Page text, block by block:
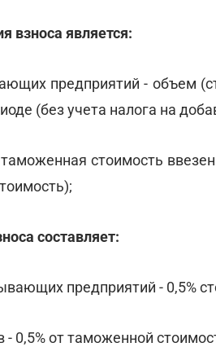
взноса является:
предприятий - объем
(без учета налога на
стоимость
составляет:
предприятий - 0,5%
- 0,5% от таможенной